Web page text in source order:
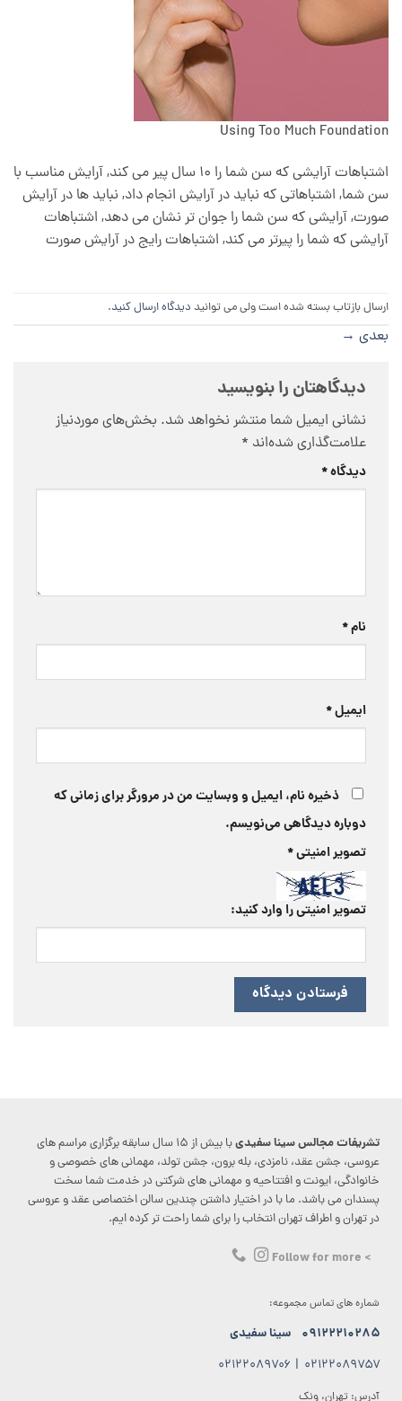
Using Too Much Foundation
اشتباهات آرایشی که سن شما را ۱۰ سال پیر می کند, آرایش مناسب با
سن شما, اشتباهاتی که نباید در آرایش انجام داد, نباید ها در آرایش
صورت, آرایشی که سن شما را جوان تر نشان می دهد, اشتباهات
آرایشی که شما را پیرتر می کند, اشتباهات رایج در آرایش صورت
ارسال بازتاب بسته شده است ولی می توانید دیدگاه ارسال کنید.
بعدی →
دیدگاهتان را بنویسید
نشانی ایمیل شما منتشر نخواهد شد. بخش‌های موردنیاز
علامت‌گذاری شده‌اند *
دیدگاه*
نام*
ایمیل*
ذخیره نام، ایمیل و وبسایت من در مرورگر برای زمانی که
دوباره دیدگاهی می‌نویسم.
تصویر امنیتی*
تصویر امنیتی را وارد کنید:
تشریفات مجالس سینا سفیدی
با بیش از ۱۵ سال سابقه برگزاری مراسم های
عروسی، جشن عقد، نامزدی، بله برون، جشن تولد، مهمانی های خصوصی و
خانوادگی، ایونت و افتتاحیه و مهمانی های شرکتی در خدمت شما سخت
پسندان می باشد. ما با در اختیار داشتن چندین سالن اختصاصی عقد و عروسی
در تهران و اطراف تهران انتخاب را برای شما راحت تر کرده ایم.
> Follow for more
شماره های تماس مجموعه:
۰۹۱۲۲۲۱۰۲۸۵ سینا سفیدی
۰۲۱۲۲۰۸۹۷۵۷ | ۰۲۱۲۲۰۸۹۷۰۶
آدرس: تهران، ونک